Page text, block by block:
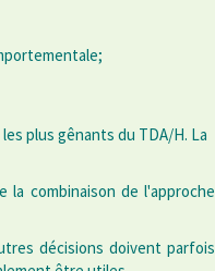
plus gênants du TDA/H. La
combinaison de l'approche
décisions doivent parfois